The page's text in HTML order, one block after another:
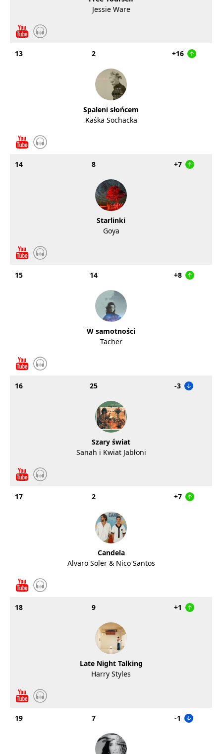
Jessie Ware
13 2 +16
Spaleni słońcem
Kaśka Sochacka
14 8 +7
Starlinki
Goya
15 14 +8
W samotności
Tacher
16 25 -3
Szary świat
Sanah i Kwiat Jabłoni
17 2 +7
Candela
Alvaro Soler & Nico Santos
18 9 +1
Late Night Talking
Harry Styles
19 7 -1